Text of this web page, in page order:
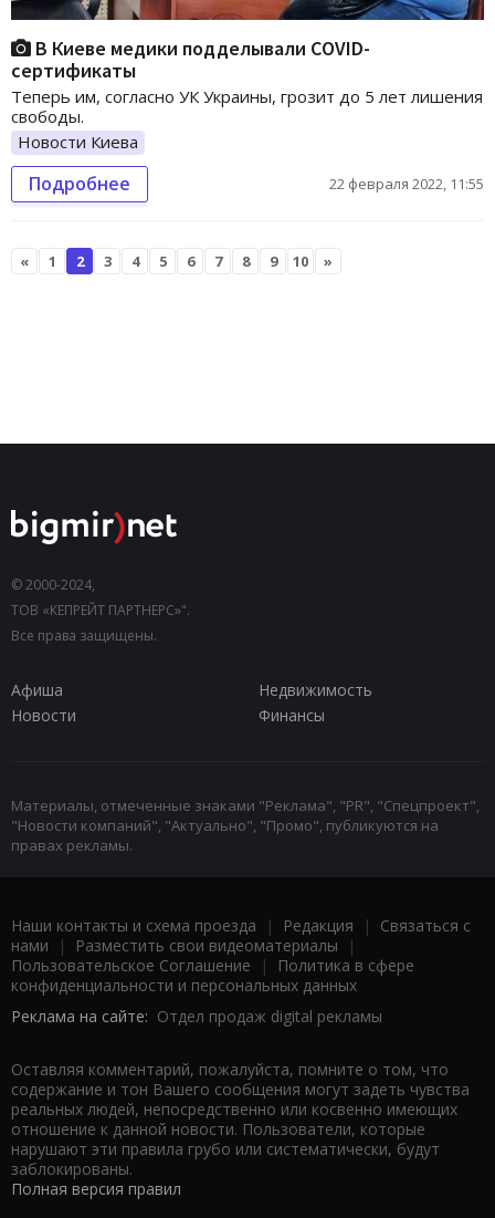
В Киеве медики подделывали СOVID-
сертификаты
Теперь им, согласно УК Украины, грозит до 5 лет лишения
свободы.
Новости Киева
Подробнее 22 февраля 2022, 11:55
« 1 2 3 4 5 6 7 8 9 10 »
© 2000-2024,
ТОВ «КЕПРЕЙТ ПАРТНЕРС»".
Все права защищены.
Афиша
Недвижимость
Новости
Финансы
Материалы, отмеченные знаками "Реклама", "PR", "Спецпроект",
"Новости компаний", "Актуально", "Промо", публикуются на
правах рекламы.
Наши контакты и схема проезда | Редакция | Связаться с
нами | Разместить свои видеоматериалы |
Пользовательское Соглашение |
Политика в сфере
конфиденциальности и персональных данных
Реклама на сайте: Отдел продаж digital рекламы
Оставляя комментарий, пожалуйста, помните о том, что
содержание и тон Вашего сообщения могут задеть чувства
реальных людей, непосредственно или косвенно имеющих
отношение к данной новости. Пользователи, которые
нарушают эти правила грубо или систематически, будут
заблокированы.
Полная версия правил